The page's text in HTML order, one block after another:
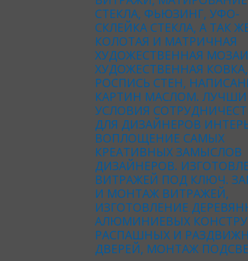
СТЕКЛА, ФЬЮЗИНГ, УФО-
СКЛЕЙКА СТЕКЛА, А ТАК
КОЛОТАЯ И МАТРИЧНАЯ
ХУДОЖЕСТВЕННАЯ
ХУДОЖЕСТВЕННАЯ КОВКА,
РОСПИСЬ СТЕН,
КАРТИН МАСЛОМ.
УСЛОВИЯ
ДЛЯ ДИЗАЙНЕРОВ
ВОПЛОЩЕНИЕ САМЫХ
КРЕАТИВНЫХ ЗАМЫСЛОВ
ДИЗАЙНЕРОВ.
ВИТРАЖЕЙ ПОД КЛЮЧ.
И МОНТАЖ ВИТРАЖЕЙ,
ИЗГОТОВЛЕНИЕ
АЛЮМИНИЕВЫХ
РАСПАШНЫХ И
ДВЕРЕЙ, МОНТАЖ